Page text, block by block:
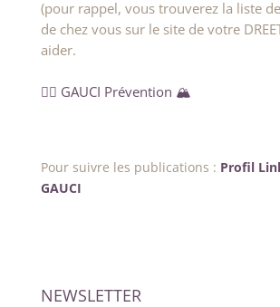
(pour rappel, vous trouverez la liste
de chez vous sur le site de votre
aider.
👷‍♀️ GAUCI Prévention 🏔️
Pour suivre les publications : Profil
GAUCI
NEWSLETTER